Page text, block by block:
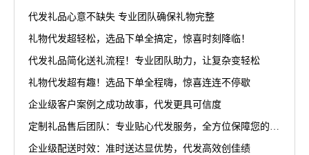
代发礼品心意不缺失 专业团队确保礼物完整
礼物代发超轻松，选品下单全搞定，惊喜时刻降临！
代发礼品简化送礼流程！专业团队助力，让复杂变轻松
礼物代发超有趣！选品下单全程嗨，惊喜连连不停歇
企业级客户案例之成功故事，代发更具可信度
定制礼品售后团队：专业贴心代发服务，全方位保障您的权益
企业级配送时效：准时送达显优势，代发高效创佳绩